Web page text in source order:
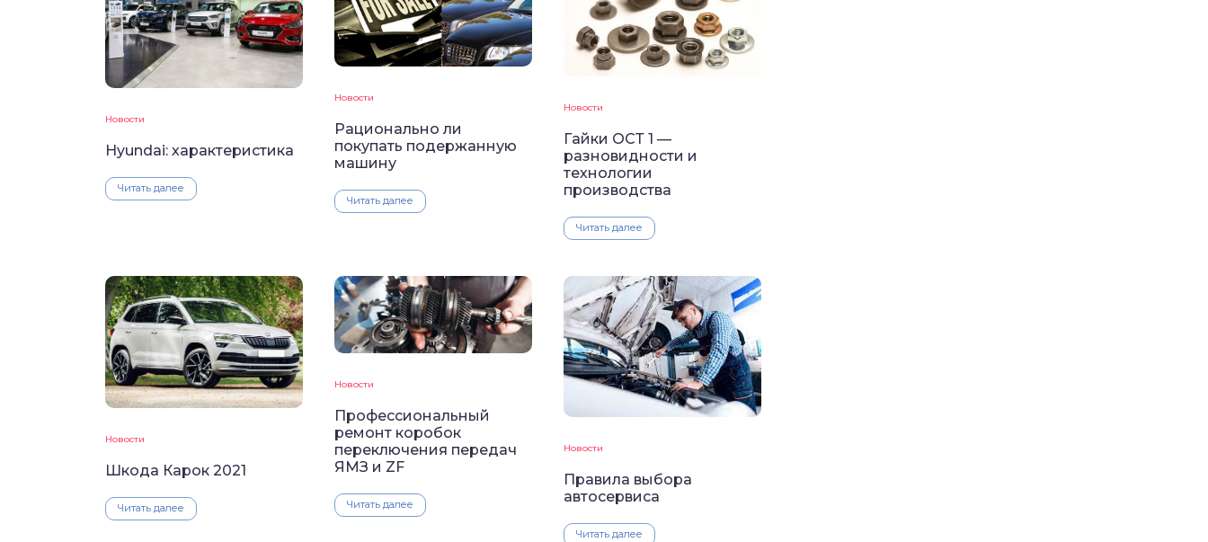
Новости
Hyundai: характеристика
Читать далее
Новости
Рационально ли
покупать подержанную
машину
Читать далее
Новости
Гайки ОСТ 1 —
разновидности и
технологии
производства
Читать далее
Новости
Шкода Карок 2021
Читать далее
Новости
Профессиональный
ремонт коробок
переключения передач
ЯМЗ и ZF
Читать далее
Новости
Правила выбора
автосервиса
Читать далее